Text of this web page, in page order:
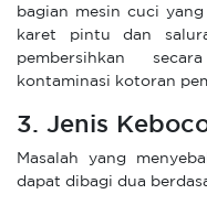
bagian mesin cuci
karet pintu dan
pembersihkan
kontaminasi kotoran
3. Jenis
Masalah yang
dapat dibagi dua